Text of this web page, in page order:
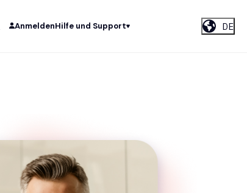
AnmeldenHilfe und Support DE